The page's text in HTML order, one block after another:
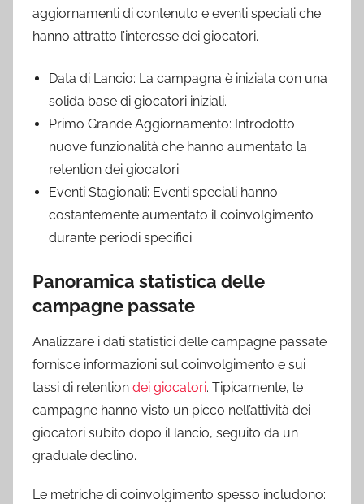
aggiornamenti di contenuto e eventi speciali che
hanno attratto l’interesse dei giocatori.
Data di Lancio: La campagna è iniziata con una
solida base di giocatori iniziali.
Primo Grande Aggiornamento: Introdotto
nuove funzionalità che hanno aumentato la
retention dei giocatori.
Eventi Stagionali: Eventi speciali hanno
costantemente aumentato il coinvolgimento
durante periodi specifici.
Panoramica statistica delle
campagne passate
Analizzare i dati statistici delle campagne passate
fornisce informazioni sul coinvolgimento e sui
tassi di retention dei giocatori. Tipicamente, le
campagne hanno visto un picco nell’attività dei
giocatori subito dopo il lancio, seguito da un
graduale declino.
Le metriche di coinvolgimento spesso includono: